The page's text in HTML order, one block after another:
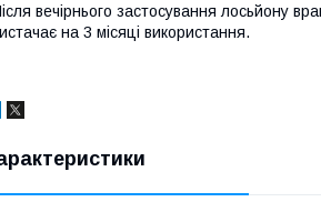
вечірнього застосування лосьйону
на 3 місяці використання.